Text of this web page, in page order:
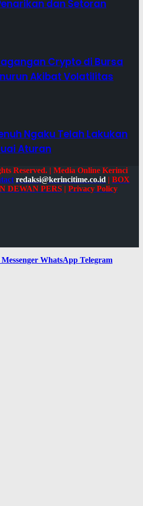
dan Setoran
Crypto di Bursa
Akibat Volatilitas
Ngaku Telah Lakukan
Aturan
Reserved. | Media Online Kerinci
redaksi@kerincitime.co.id | BOX
DEWAN PERS | Privacy Policy
Messenger WhatsApp Telegram